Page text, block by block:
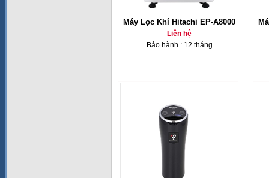
Máy Lọc Khí Hitachi EP-A8000
Liên hệ
Bảo hành : 12 tháng